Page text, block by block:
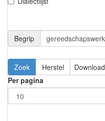
Begrip
Zoek Herstel
Download
Per pagina